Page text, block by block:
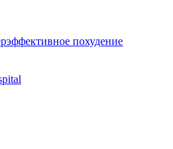
похудение